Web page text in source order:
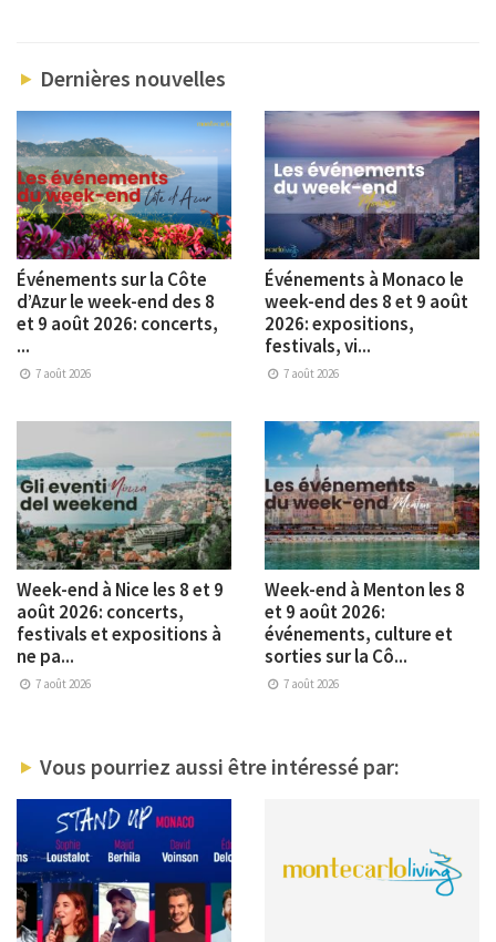
Dernières nouvelles
Événements sur la Côte
d’Azur le week-end des 8
et 9 août 2026: concerts,
...
7 août 2026
Événements à Monaco le
week-end des 8 et 9 août
2026: expositions,
festivals, vi...
7 août 2026
Week-end à Nice les 8 et 9
août 2026: concerts,
festivals et expositions à
ne pa...
7 août 2026
Week-end à Menton les 8
et 9 août 2026:
événements, culture et
sorties sur la Cô...
7 août 2026
Vous pourriez aussi être intéressé par: